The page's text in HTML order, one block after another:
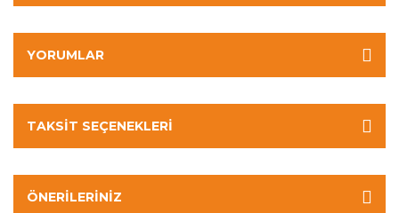
YORUMLAR
TAKSIT SEÇENEKLERI
ÖNERILERINIZ